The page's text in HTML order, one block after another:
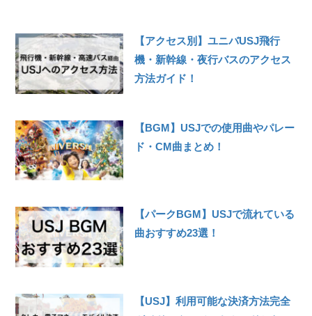
【アクセス別】ユニバUSJ飛行
機・新幹線・夜行バスのアクセス
方法ガイド！
【BGM】USJでの使用曲やパレー
ド・CM曲まとめ！
【パークBGM】USJで流れている
曲おすすめ23選！
【USJ】利用可能な決済方法完全